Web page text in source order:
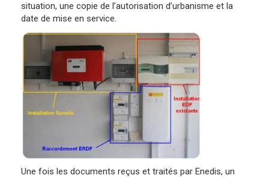
situation, une copie de l’autorisation d’urbanisme et la
date de mise en service.
Une fois les documents reçus et traités par Enedis, un